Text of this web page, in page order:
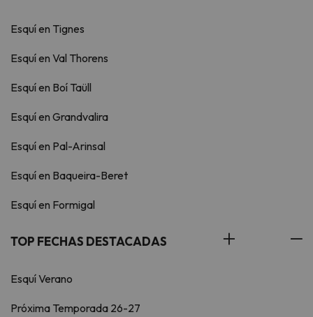
Esquí en Tignes
Esquí en Val Thorens
Esquí en Boí Taüll
Esquí en Grandvalira
Esquí en Pal-Arinsal
Esquí en Baqueira-Beret
Esquí en Formigal
TOP FECHAS DESTACADAS
Esquí Verano
Próxima Temporada 26-27